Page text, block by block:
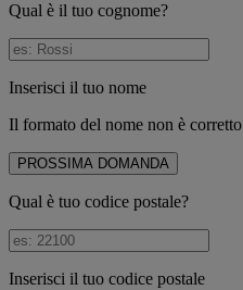
Qual è il tuo cognome?
Inserisci il tuo nome
Il formato del nome non è corretto
PROSSIMA DOMANDA
Qual è tuo codice postale?
Inserisci il tuo codice postale